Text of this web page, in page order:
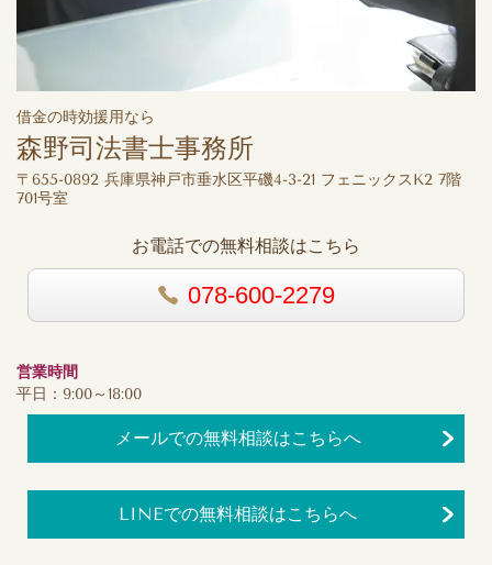
借金の時効援用なら
森野司法書士事務所
〒655-0892 兵庫県神戸市垂水区平磯4-3-21 フェニックスK2 7階
701号室
お電話での無料相談はこちら
078-600-2279
営業時間
平日：9:00～18:00
メールでの無料相談はこちらへ
LINEでの無料相談はこちらへ